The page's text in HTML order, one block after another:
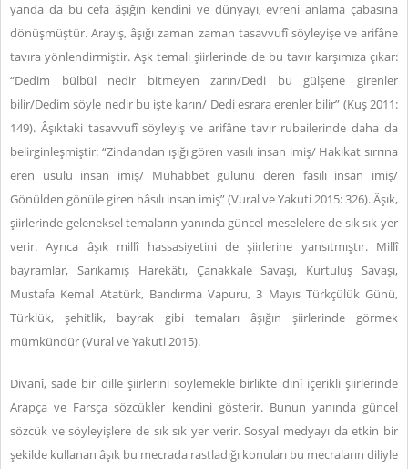
yanda da bu cefa âşığın kendini ve dünyayı, evreni anlama çabasına
dönüşmüştür. Arayış, âşığı zaman zaman tasavvufî söyleyişe ve arifâne
tavıra yönlendirmiştir. Aşk temalı şiirlerinde de bu tavır karşımıza çıkar:
“Dedim bülbül nedir bitmeyen zarın/Dedi bu gülşene girenler
bilir/Dedim söyle nedir bu işte karın/ Dedi esrara erenler bilir” (Kuş 2011:
149). Âşıktaki tasavvufî söyleyiş ve arifâne tavır rubailerinde daha da
belirginleşmiştir: “Zindandan ışığı gören vasılı insan imiş/ Hakikat sırrına
eren usulü insan imiş/ Muhabbet gülünü deren fasılı insan imiş/
Gönülden gönüle giren hâsılı insan imiş” (Vural ve Yakuti 2015: 326).Âşık,
şiirlerinde geleneksel temaların yanında güncel meselelere de sık sık yer
verir. Ayrıca âşık millî hassasiyetini de şiirlerine yansıtmıştır. Millî
bayramlar, Sarıkamış Harekâtı, Çanakkale Savaşı, Kurtuluş Savaşı,
Mustafa Kemal Atatürk, Bandırma Vapuru, 3 Mayıs Türkçülük Günü,
Türklük, şehitlik, bayrak gibi temaları âşığın şiirlerinde görmek
mümkündür (Vural ve Yakuti 2015).
Divanî, sade bir dille şiirlerini söylemekle birlikte dinî içerikli şiirlerinde
Arapça ve Farsça sözcükler kendini gösterir. Bunun yanında güncel
sözcük ve söyleyişlere de sık sık yer verir. Sosyal medyayı da etkin bir
şekilde kullanan âşık bu mecrada rastladığı konuları bu mecraların diliyle